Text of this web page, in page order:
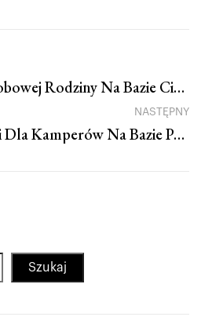
Szukaj
Campervan Dla 4-Osobowej Rodziny Na Bazie Citroena Jumpera
NASTĘPNY
Zewnętrzne Bagażniki Dla Kamperów Na Bazie Pojazdów VW Crafter/MAN TGE